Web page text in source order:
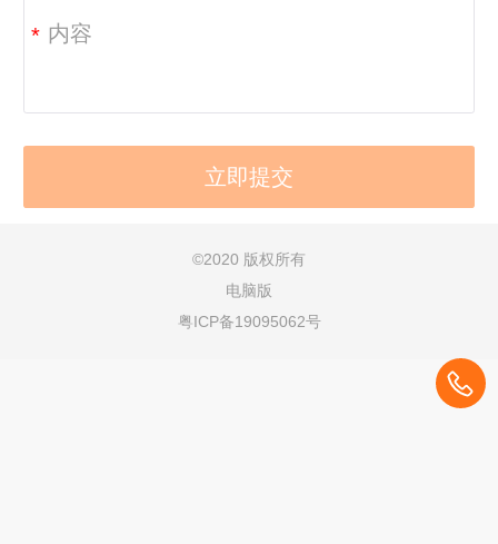
*
©2020 版权所有
电脑版
粤ICP备19095062号